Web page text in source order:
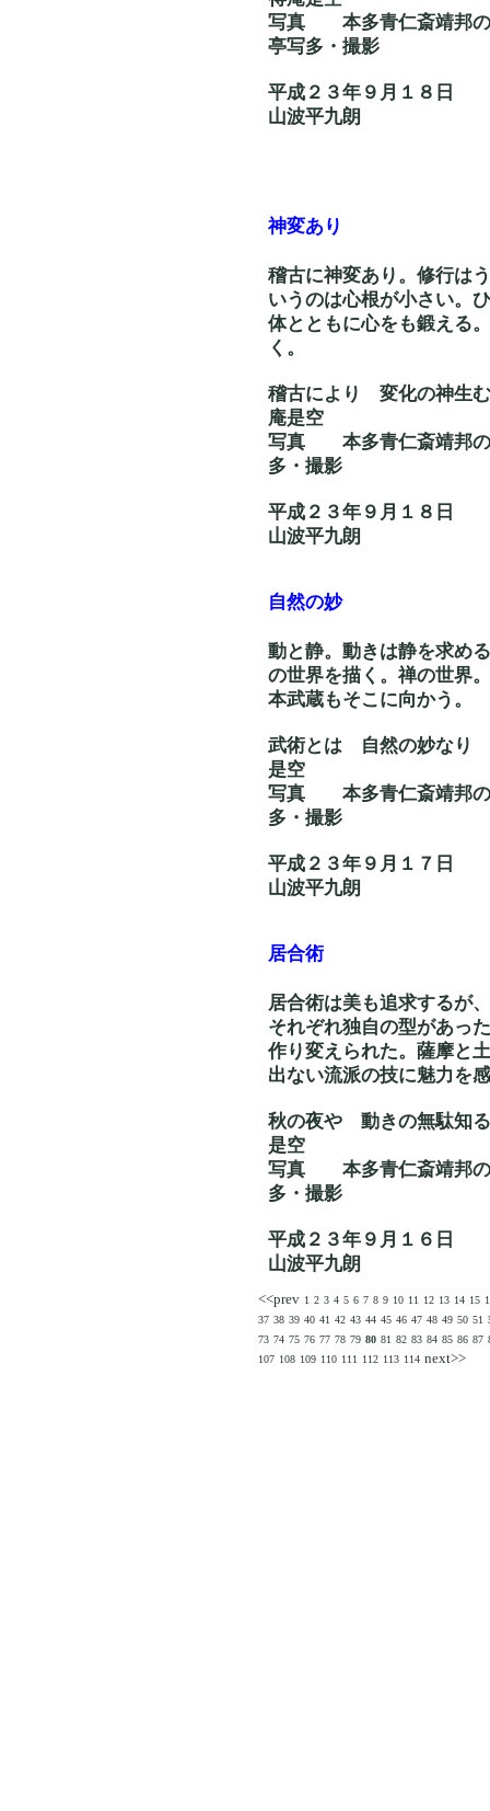
写真 本多青仁斎
亭写多・撮影
平成２３年９月１８日
山波平九朗
神変あり
稽古に神変あり。修行は
いうのは心根が小さい。
体とともに心をも鍛える
く。
稽古により 変
庵是空
写真 本多青仁斎
多・撮影
平成２３年９月１８日
山波平九朗
自然の妙
動と静。動きは静を求め
の世界を描く。禅の世界
本武蔵もそこに向かう。
武術とは 自然
是空
写真 本多青仁斎靖
多・撮影
平成２３年９月１７日
山波平九朗
居合術
居合術は美も追求するが
それぞれ独自の型があっ
作り変えられた。薩摩と
出ない流派の技に魅力を
秋の夜や 動きの
是空
写真 本多青仁斎
多・撮影
平成２３年９月１６日
山波平九朗
<<prev 1 2 3 4 5 6 7 8 9 10 11 12 13 14 15
37 38 39 40 41 42 43 44 45 46 47 48 49 50 51
73 74 75 76 77 78 79 80 81 82 83 84 85 86 87
107 108 109 110 111 112 113 114 next>>